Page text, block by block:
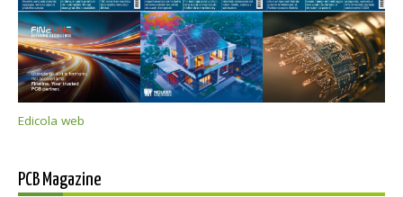
Edicola web
PCB Magazine